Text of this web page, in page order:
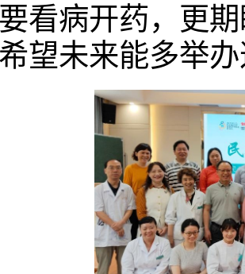
看病开药，更
望未来能多举